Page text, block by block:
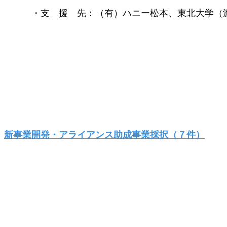
・支 援 先：（有）ハニー松本、東北大学（渡
新事業開発・アライアンス助成事業採択（７件）